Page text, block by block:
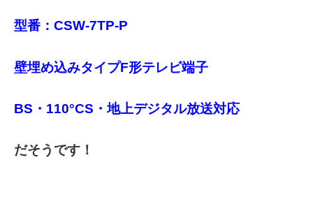
型番：CSW-7TP-P
壁埋め込みタイプF形テレビ端子
BS・110°CS・地上デジタル放送対応
だそうです！